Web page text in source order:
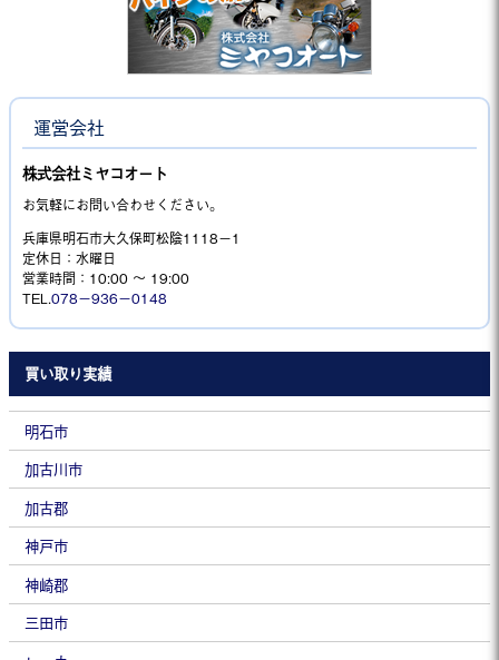
運営会社
株式会社ミヤコオート
お気軽にお問い合わせください。
兵庫県明石市大久保町松陰1118−1
定休日：水曜日
営業時間：10:00 ～ 19:00
TEL.078－936－0148
買い取り実績
明石市
加古川市
加古郡
神戸市
神崎郡
三田市